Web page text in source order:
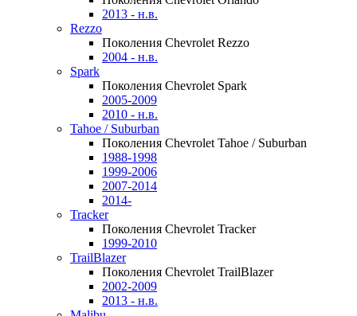
2013 - н.в.
Rezzo
Поколения Chevrolet Rezzo
2004 - н.в.
Spark
Поколения Chevrolet Spark
2005-2009
2010 - н.в.
Tahoe / Suburban
Поколения Chevrolet Tahoe / Suburban
1988-1998
1999-2006
2007-2014
2014-
Tracker
Поколения Chevrolet Tracker
1999-2010
TrailBlazer
Поколения Chevrolet TrailBlazer
2002-2009
2013 - н.в.